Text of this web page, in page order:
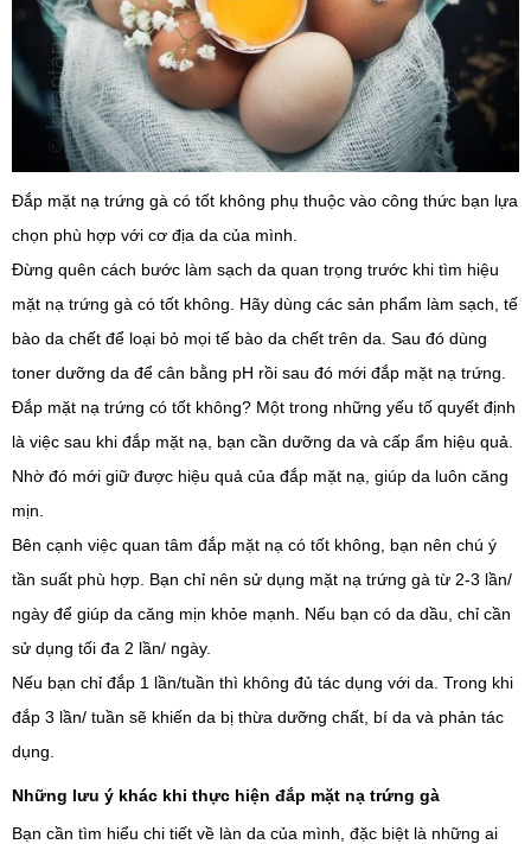
Đắp mặt nạ trứng gà có tốt không phụ thuộc vào công thức bạn lựa
chọn phù hợp với cơ địa da của mình.
Đừng quên cách bước làm sạch da quan trọng trước khi tìm hiệu
mặt nạ trứng gà có tốt không. Hãy dùng các sản phẩm làm sạch, tế
bào da chết để loại bỏ mọi tế bào da chết trên da. Sau đó dùng
toner dưỡng da để cân bằng pH rồi sau đó mới đắp mặt nạ trứng.
Đắp mặt nạ trứng có tốt không? Một trong những yếu tố quyết định
là việc sau khi đắp mặt nạ, bạn cần dưỡng da và cấp ẩm hiệu quả.
Nhờ đó mới giữ được hiệu quả của đắp mặt nạ, giúp da luôn căng
mịn.
Bên cạnh việc quan tâm đắp mặt nạ có tốt không, bạn nên chú ý
tần suất phù hợp. Bạn chỉ nên sử dụng mặt nạ trứng gà từ 2-3 lần/
ngày để giúp da căng mịn khỏe mạnh. Nếu bạn có da dầu, chỉ cần
sử dụng tối đa 2 lần/ ngày.
Nếu bạn chỉ đắp 1 lần/tuần thì không đủ tác dụng với da. Trong khi
đắp 3 lần/ tuần sẽ khiến da bị thừa dưỡng chất, bí da và phản tác
dụng.
Những lưu ý khác khi thực hiện đắp mặt nạ trứng gà
Bạn cần tìm hiểu chi tiết về làn da của mình, đặc biệt là những ai